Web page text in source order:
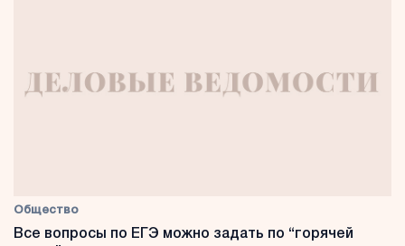
Общество
Все вопросы по ЕГЭ можно задать по “горячей